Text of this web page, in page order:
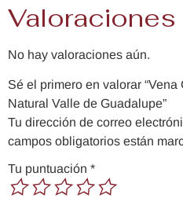
Valoraciones
No hay valoraciones aún.
Sé el primero en valorar
Natural Valle de Guadalupe”
Tu dirección de correo
campos obligatorios están
Tu puntuación *